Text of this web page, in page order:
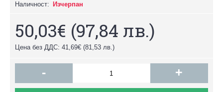
Наличност:
Изчерпан
50,03€ (97,84 лв.)
Цена без ДДС: 41,69€ (81,53 лв.)
- +